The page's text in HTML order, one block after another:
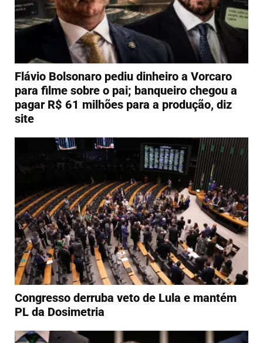
Flávio Bolsonaro pediu dinheiro a Vorcaro
para filme sobre o pai; banqueiro chegou a
pagar R$ 61 milhões para a produção, diz
site
Congresso derruba veto de Lula e mantém
PL da Dosimetria